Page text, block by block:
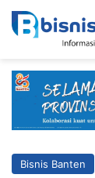
Bisnis Banten